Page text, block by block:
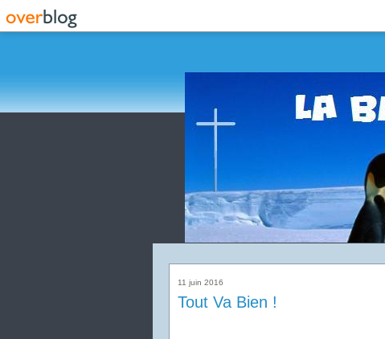
11 juin 2016
Tout Va Bien !